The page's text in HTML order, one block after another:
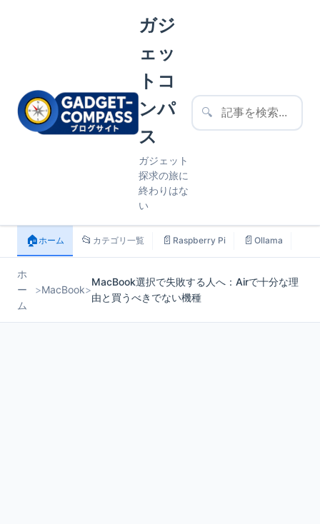
ガジ
ェッ
トコ
ンパ
ス
ガジェット
探求の旅に
終わりはな
い
🔍
🏠ホーム 📂 カテゴリ一覧 📄 Raspberry Pi 📄 Ollama
ホ
ー
ム
>MacBook>
MacBook選択で失敗する人へ：Airで十分な理
由と買うべきでない機種